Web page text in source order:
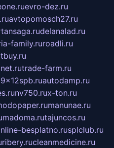
evro-dez.ru
avtopomosch27.ru
delanalad.ru
family.ruroadli.ru
trade-farm.ru
autodamp.ru
nv750.rux-ton.ru
manunae.ru
madoma.rutajuncos.ru
besplatno.rusplclub.ru
ribery.rucleanmedicine.ru